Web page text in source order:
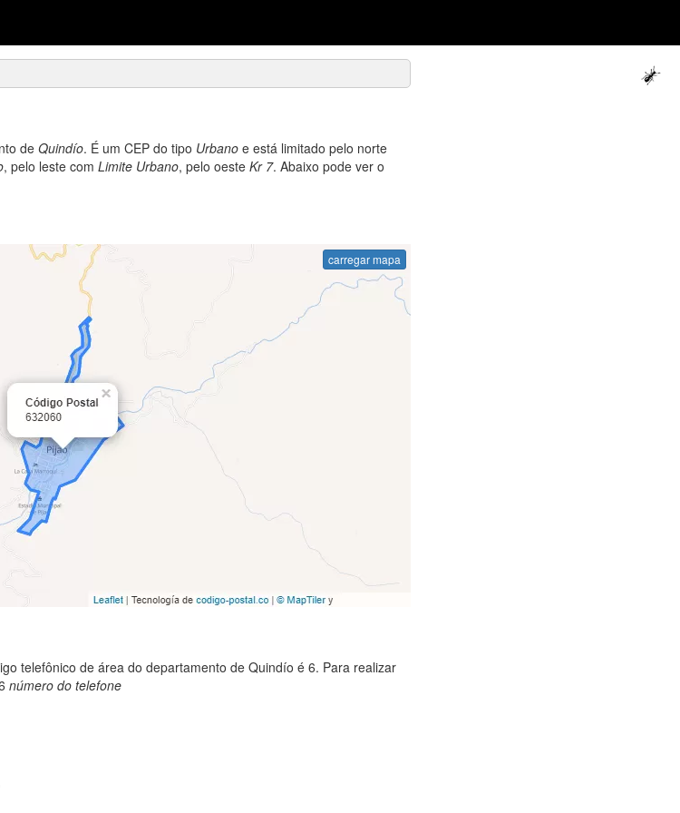
de Quindío. É um CEP do tipo Urbano e está limitado pelo norte
, pelo leste com Limite Urbano, pelo oeste Kr 7. Abaixo pode ver o
carregar mapa
telefônico de área do departamento de Quindío é 6. Para realizar
número do telefone